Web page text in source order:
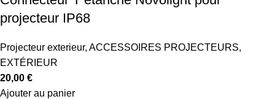
projecteur IP68
Projecteur exterieur, ACCESSOIRES PROJECTEURS,
EXTÉRIEUR
20,00 €
Ajouter au panier